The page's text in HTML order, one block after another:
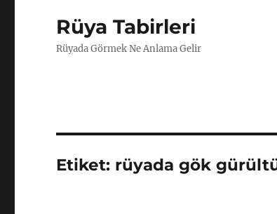
Rüya Tabirleri
Rüyada Görmek Ne Anlama Gelir
Etiket: rüyada gök